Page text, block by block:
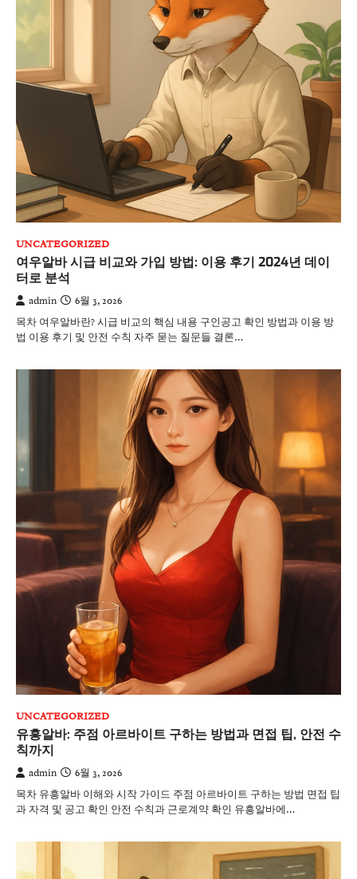
UNCATEGORIZED
여우알바 시급 비교와 가입 방법: 이용 후기 2024년 데이
터로 분석
admin
6월 3, 2026
목차 여우알바란? 시급 비교의 핵심 내용 구인공고 확인 방법과 이용 방
법 이용 후기 및 안전 수칙 자주 묻는 질문들 결론…
UNCATEGORIZED
유흥알바: 주점 아르바이트 구하는 방법과 면접 팁, 안전 수
칙까지
admin
6월 3, 2026
목차 유흥알바 이해와 시작 가이드 주점 아르바이트 구하는 방법 면접 팁
과 자격 및 공고 확인 안전 수칙과 근로계약 확인 유흥알바에…